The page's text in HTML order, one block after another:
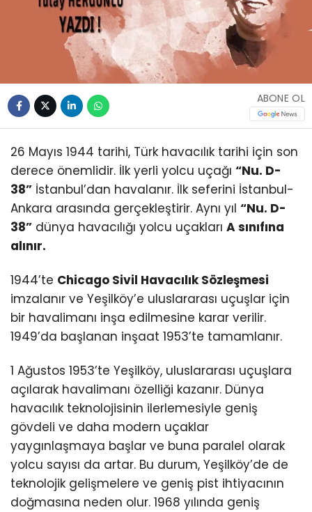
ABONE OL
26 Mayıs 1944 tarihi, Türk havacılık tarihi için son
derece önemlidir. İlk yerli yolcu uçağı “Nu. D-
38” İstanbul’dan havalanır. İlk seferini İstanbul-
Ankara arasında gerçekleştirir. Aynı yıl “Nu. D-
38” dünya havacılığı yolcu uçakları A sınıfına
alınır.
1944’te Chicago Sivil Havacılık Sözleşmesi
imzalanır ve Yeşilköy’e uluslararası uçuşlar için
bir havalimanı inşa edilmesine karar verilir.
1949’da başlanan inşaat 1953’te tamamlanır.
1 Ağustos 1953’te Yeşilköy, uluslararası uçuşlara
açılarak havalimanı özelliği kazanır. Dünya
havacılık teknolojisinin ilerlemesiyle geniş
gövdeli ve daha modern uçaklar
yaygınlaşmaya başlar ve buna paralel olarak
yolcu sayısı da artar. Bu durum, Yeşilköy’de de
teknolojik gelişmelere ve geniş pist ihtiyacının
doğmasına neden olur. 1968 yılında geniş